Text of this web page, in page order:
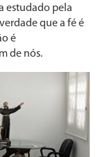
estudado pela
que a fé é
é
de nós.